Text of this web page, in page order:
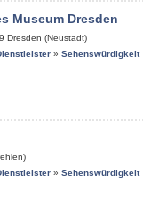
Museum Dresden
Dresden (Neustadt)
» Sehenswürdigkeit
» Sehenswürdigkeit